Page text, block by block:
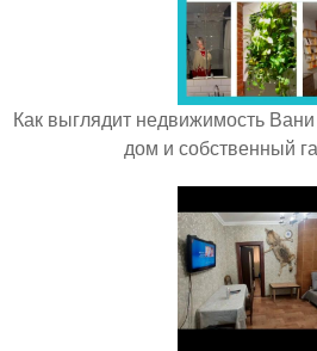
Как выглядит недвижимость
дом и собственный